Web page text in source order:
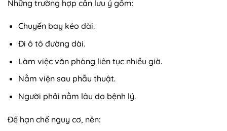
Những trường hợp cần lưu ý gồm:
Chuyến bay kéo dài.
Đi ô tô đường dài.
Làm việc văn phòng liên tục nhiều giờ.
Nằm viện sau phẫu thuật.
Người phải nằm lâu do bệnh lý.
Để hạn chế nguy cơ, nên: